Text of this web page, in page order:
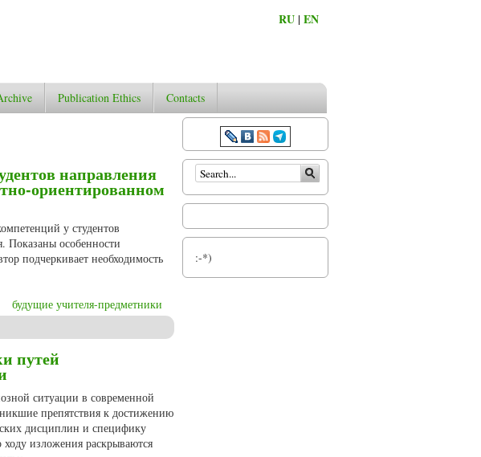
RU |EN
Publication Ethics Contacts
направления
ориентированном
у студентов
Показаны особенности
подчеркивает необходимость
будущие учителя-предметники
путей
ситуации в современной
препятствия к достижению
дисциплин и специфику
изложения раскрываются
Search form
:-*)